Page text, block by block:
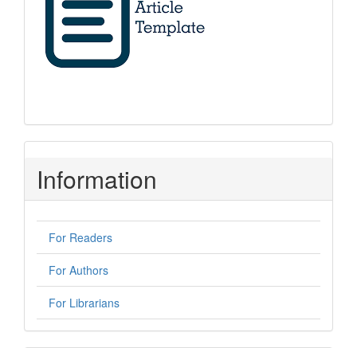
Information
For Readers
For Authors
For Librarians